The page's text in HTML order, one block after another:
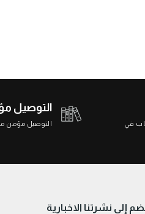
التوصيل
التوصيل مؤمن
في
إلى نشرتنا الاخبارية